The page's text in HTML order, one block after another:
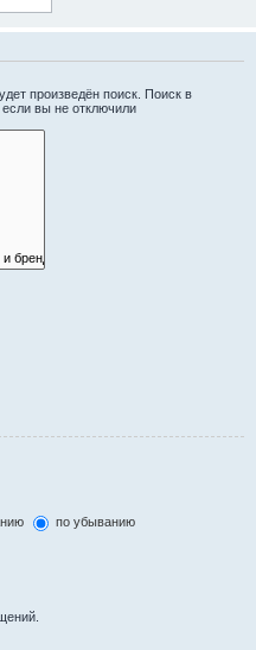
произведён поиск. Поиск в
вы не отключили
по убыванию